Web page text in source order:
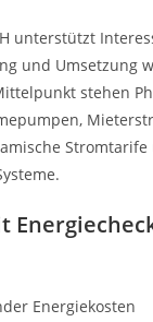
unterstützt
und Umsetzung
stehen
Energiekosten